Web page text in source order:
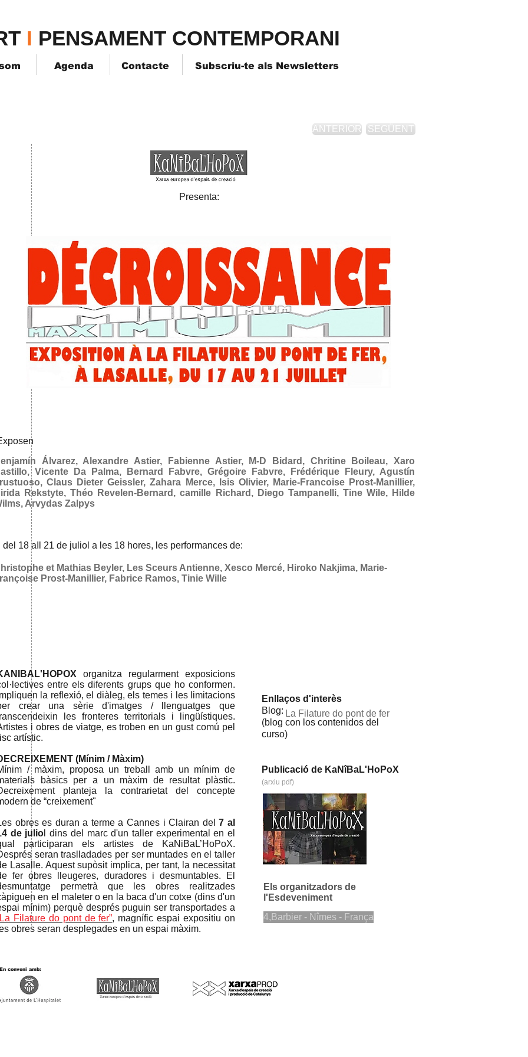
I PENSAMENT CONTEMPORANI
Agenda Contacte Subscriu-te als Newsletters
ANTERIOR SEGÜENT
Presenta:
Álvarez, Alexandre Astier, Fabienne Astier, M-D Bidard, Chritine Boileau, Xaro
Vicente Da Palma, Bernard Fabvre, Grégoire Fabvre, Frédérique Fleury, Agustín
Claus Dieter Geissler, Zahara Merce, Isis Olivier, Marie-Francoise Prost-Manillier,
Rekstyte, Théo Revelen-Bernard, camille Richard, Diego Tampanelli, Tine Wile, Hilde
Arvydas Zalpys
I del 18 aIl 21 de juliol a les 18 hores, les performances de:
et Mathias Beyler, Les Sceurs Antienne, Xesco Mercé, Hiroko Nakjima, Marie-
Prost-Manillier, Fabrice Ramos, Tinie Wille
organitza regularment exposicions
entre els diferents grups que ho conformen.
Impliquen la reflexió, el diàleg, els temes i les limitacions
crear una sèrie d'imatges / llenguatges que
les fronteres territorials i lingüístiques.
i obres de viatge, es troben en un gust comú pel
artístic.
(Mínim / Màxim)
/ màxim, proposa un treball amb un mínim de
bàsics per a un màxim de resultat plàstic.
planteja la contrarietat del concepte
de “creixement"
obres es duran a terme a Cannes i Clairan del 7 al
de julio l dins del marc d'un taller experimental en el
participaran els artistes de KaNiBaL’HoPoX.
seran traslladades per ser muntades en el taller
Lasalle. Aquest supòsit implica, per tant, la necessitat
fer obres lleugeres, duradores i desmuntables. El
permetrà que les obres realitzades
en el maleter o en la baca d'un cotxe (dins d'un
mínim) perquè després puguin ser transportades a
Filature do pont de fer”, magnífic espai expositiu on
obres seran desplegades en un espai màxim.
Enllaços d'interès
​Blog:
(blog con los contenidos del
curso)
La Filature do pont de fer
Publicació de KaNîBaL'HoPoX
(arxiu pdf)
Els organitzadors de
l'Esdeveniment
4,Barbier - Nîmes - França
En conveni amb: